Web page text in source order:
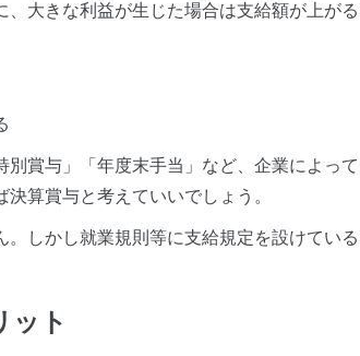
、大きな利益が生じた場合は支給額が上がる
賞与」「年度末手当」など、企業によって
算賞与と考えていいでしょう。
しかし就業規則等に支給規定を設けている
ット